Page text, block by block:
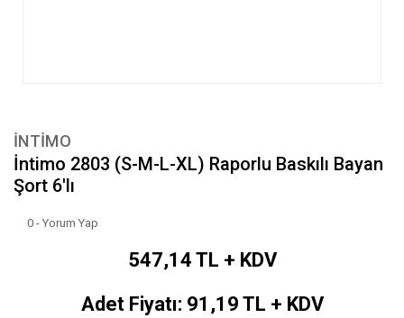
İNTİMO
İntimo 2803 (S-M-L-XL) Raporlu Baskılı Bayan
Şort 6'lı
0 - Yorum Yap
547,14 TL + KDV
Adet Fiyatı: 91,19 TL + KDV